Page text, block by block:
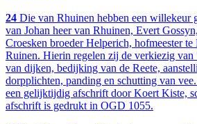
24 Die van Rhuinen hebben een willekeur
van Johan heer van Rhuinen, Evert
Croesken broeder Helperich, hofmeester
Ruinen. Hierin regelen zij de verkiezig
van dijken, bedijking van de Reete,
dorpplichten, panding en schutting van
een gelijktijdig afschrift door Koert Kiste,
afschrift is gedrukt in OGD 1055.